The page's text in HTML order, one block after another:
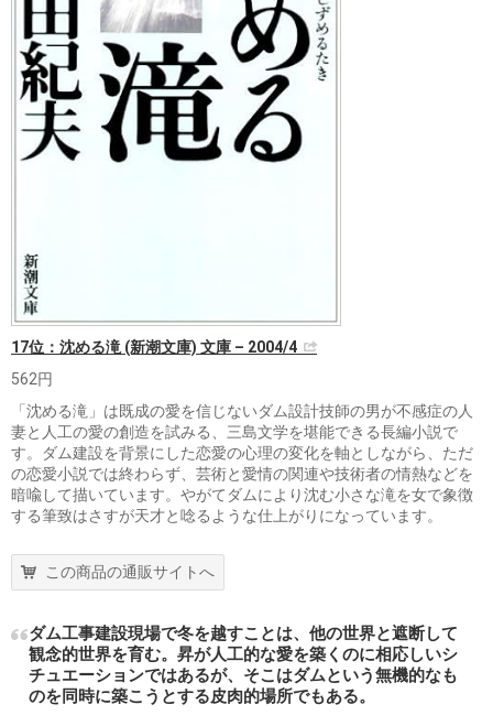
17位：沈める滝 (新潮文庫) 文庫 – 2004/4
562円
「沈める滝」は既成の愛を信じないダム設計技師の男が不感症の人
妻と人工の愛の創造を試みる、三島文学を堪能できる長編小説で
す。ダム建設を背景にした恋愛の心理の変化を軸としながら、ただ
の恋愛小説では終わらず、芸術と愛情の関連や技術者の情熱などを
暗喩して描いています。やがてダムにより沈む小さな滝を女で象徴
する筆致はさすが天才と唸るような仕上がりになっています。
この商品の通販サイトへ
ダム工事建設現場で冬を越すことは、他の世界と遮断して
観念的世界を育む。昇が人工的な愛を築くのに相応しいシ
チュエーションではあるが、そこはダムという無機的なも
のを同時に築こうとする皮肉的場所でもある。